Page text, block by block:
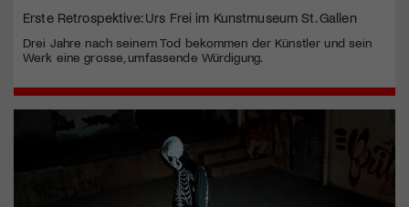
Erste Retrospektive: Urs Frei im Kunstmuseum St. Gallen
Drei Jahre nach seinem Tod bekommen der Künstler und sein
Werk eine grosse, umfassende Würdigung.